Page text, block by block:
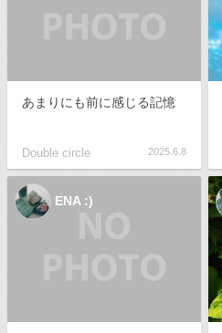
あまりにも前に感じる記憶
Double circle 2025.6.8
ENA :)